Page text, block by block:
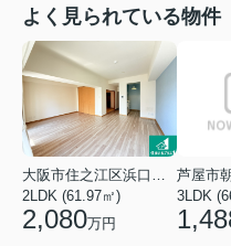
よく見られている物件
大阪市住之江区浜口西２丁目
2LDK (61.97㎡)
2,080万円
芦屋市
3LDK